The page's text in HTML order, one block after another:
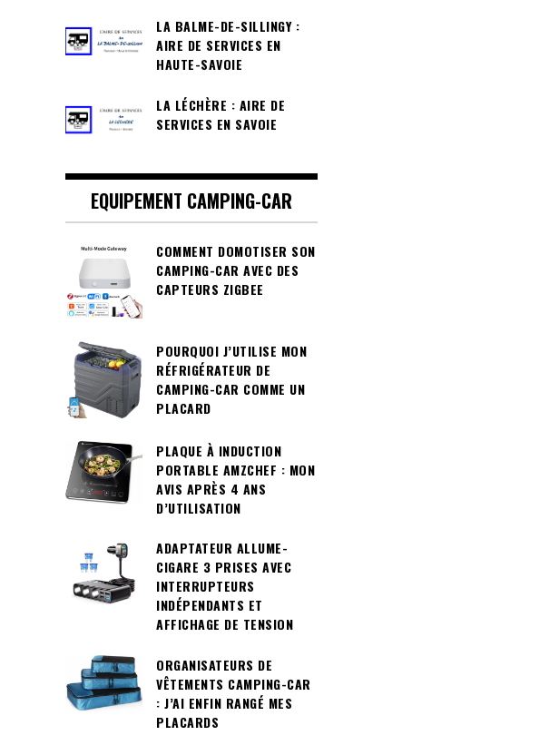
LA BALME-DE-SILLINGY :
AIRE DE SERVICES EN
HAUTE-SAVOIE
LA LÉCHÈRE : AIRE DE
SERVICES EN SAVOIE
EQUIPEMENT CAMPING-CAR
COMMENT DOMOTISER SON
CAMPING-CAR AVEC DES
CAPTEURS ZIGBEE
POURQUOI J’UTILISE MON
RÉFRIGÉRATEUR DE
CAMPING-CAR COMME UN
PLACARD
PLAQUE À INDUCTION
PORTABLE AMZCHEF : MON
AVIS APRÈS 4 ANS
D’UTILISATION
ADAPTATEUR ALLUME-
CIGARE 3 PRISES AVEC
INTERRUPTEURS
INDÉPENDANTS ET
AFFICHAGE DE TENSION
ORGANISATEURS DE
VÊTEMENTS CAMPING-CAR
: J’AI ENFIN RANGÉ MES
PLACARDS